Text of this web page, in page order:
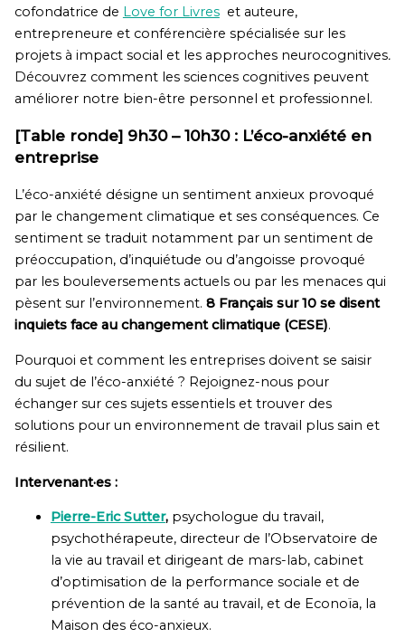
cofondatrice de Love for Livreset auteure,
entrepreneure et conférencière spécialisée sur les
projets à impact social et les approches neurocognitives.
Découvrez comment les sciences cognitives peuvent
améliorer notre bien-être personnel et professionnel.
[Table ronde] 9h30 – 10h30 : L’éco-anxiété en
entreprise
L’éco-anxiété désigne un sentiment anxieux provoqué
par le changement climatique et ses conséquences. Ce
sentiment se traduit notamment par un sentiment de
préoccupation, d’inquiétude ou d’angoisse provoqué
par les bouleversements actuels ou par les menaces qui
pèsent sur l’environnement. 8 Français sur 10 se disent
inquiets face au changement climatique (CESE).
Pourquoi et comment les entreprises doivent se saisir
du sujet de l’éco-anxiété ? Rejoignez-nous pour
échanger sur ces sujets essentiels et trouver des
solutions pour un environnement de travail plus sain et
résilient.
Intervenant·es :
Pierre-Eric Sutter,psychologue du travail,
psychothérapeute, directeur de l’Observatoire de
la vie au travail et dirigeant de mars-lab, cabinet
d’optimisation de la performance sociale et de
prévention de la santé au travail, et de Econoïa, la
Maison des éco-anxieux.